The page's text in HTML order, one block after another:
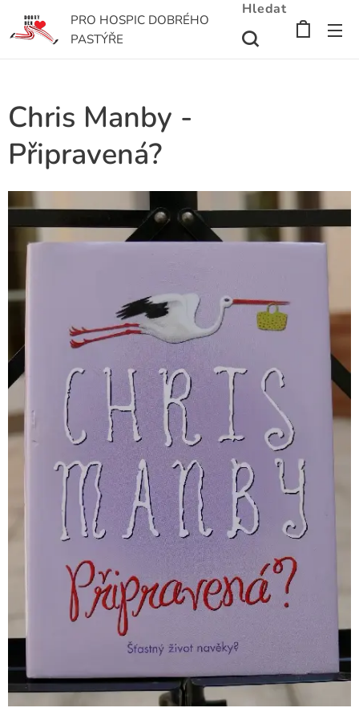
PRO HOSPIC DOBRÉHO
PASTÝŘE
Hledat
Chris Manby -
Připravená?